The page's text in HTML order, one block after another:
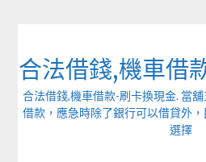
合法借錢,機車借
合法借錢,機車借款-刷卡換現金. 當
借款，應急時除了銀行可以借貸外
選擇